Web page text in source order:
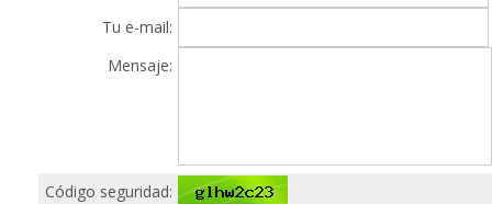
Tu e-mail:
Mensaje:
Código seguridad: